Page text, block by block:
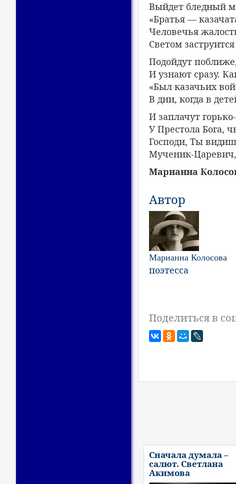
Выйдет бледный
«Братья —
Человечья
Светом
Подойдут
И узнают сразу.
«Был казачьих
В дни, когда в
И заплачут
У Престола Бога,
Господи, Ты
Мученик-
Марианна
Автор
Марианна Колосова
поэтесса
Поделиться в
Сначала думала –
салют. Светлана
Акимова